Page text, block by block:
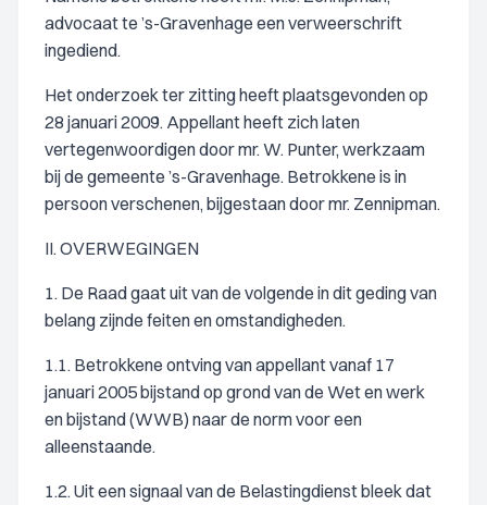
advocaat te ’s-Gravenhage een verweerschrift
ingediend.
Het onderzoek ter zitting heeft plaatsgevonden op
28 januari 2009. Appellant heeft zich laten
vertegenwoordigen door mr. W. Punter, werkzaam
bij de gemeente ’s-Gravenhage. Betrokkene is in
persoon verschenen, bijgestaan door mr. Zennipman.
II. OVERWEGINGEN
1. De Raad gaat uit van de volgende in dit geding van
belang zijnde feiten en omstandigheden.
1.1. Betrokkene ontving van appellant vanaf 17
januari 2005 bijstand op grond van de Wet en werk
en bijstand (WWB) naar de norm voor een
alleenstaande.
1.2. Uit een signaal van de Belastingdienst bleek dat